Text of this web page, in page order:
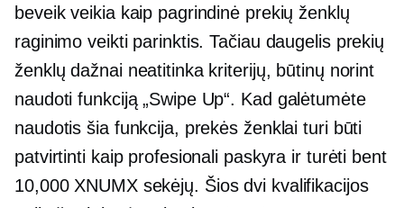
beveik veikia kaip pagrindinė prekių ženklų
raginimo veikti parinktis. Tačiau daugelis prekių
ženklų dažnai neatitinka kriterijų, būtinų norint
naudoti funkciją „Swipe Up“. Kad galėtumėte
naudotis šia funkcija, prekės ženklai turi būti
patvirtinti kaip profesionali paskyra ir turėti bent
10,000 XNUMX sekėjų. Šios dvi kvalifikacijos